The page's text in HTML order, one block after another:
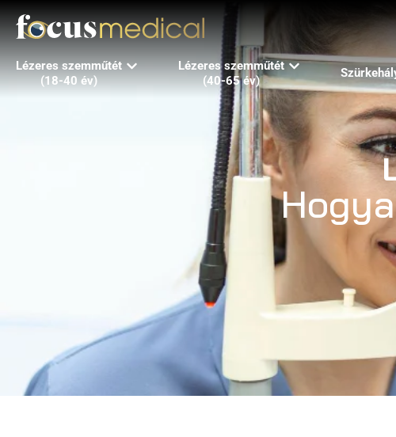
Lézeres szemműtét
(18-40 év)
Lézeres szemműtét
(40-65 év)